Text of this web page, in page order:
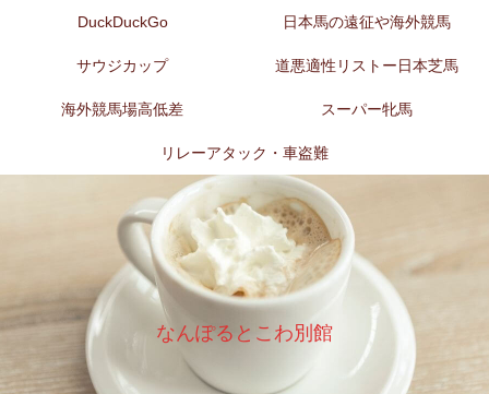
なんぽるとこわ別館
DuckDuckGo 日本馬の遠征や海外競馬
サウジカップ 道悪適性リストー日本芝馬
海外競馬場高低差 スーパー牝馬
リレーアタック・車盗難